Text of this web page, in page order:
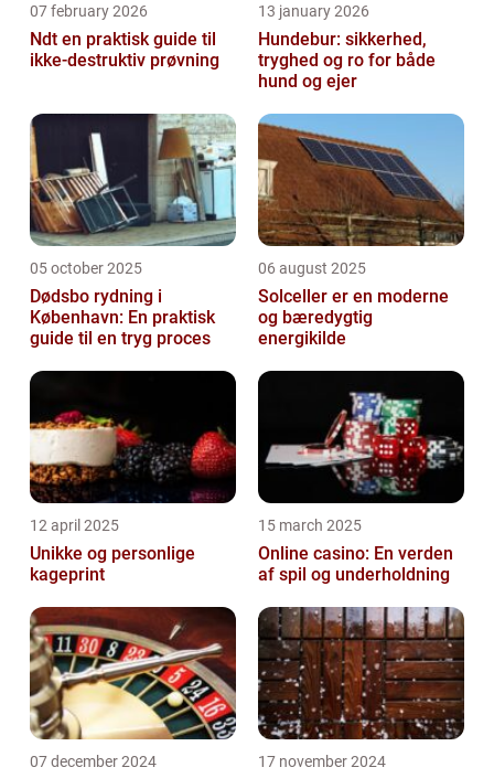
07 february 2026
Ndt en praktisk guide til
ikke-destruktiv prøvning
13 january 2026
Hundebur: sikkerhed,
tryghed og ro for både
hund og ejer
05 october 2025
Dødsbo rydning i
København: En praktisk
guide til en tryg proces
06 august 2025
Solceller er en moderne
og bæredygtig
energikilde
12 april 2025
Unikke og personlige
kageprint
15 march 2025
Online casino: En verden
af spil og underholdning
07 december 2024 17 november 2024